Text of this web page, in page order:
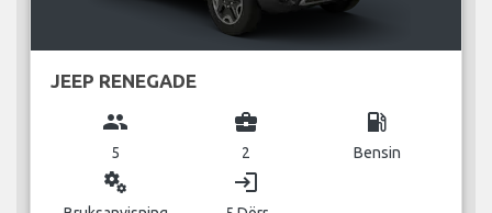
JEEP RENEGADE
group
5
business_center
2
local_gas_station
Bensin
miscellaneous_services login